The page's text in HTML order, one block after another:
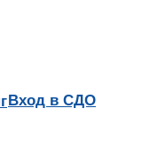
Вход в СДО